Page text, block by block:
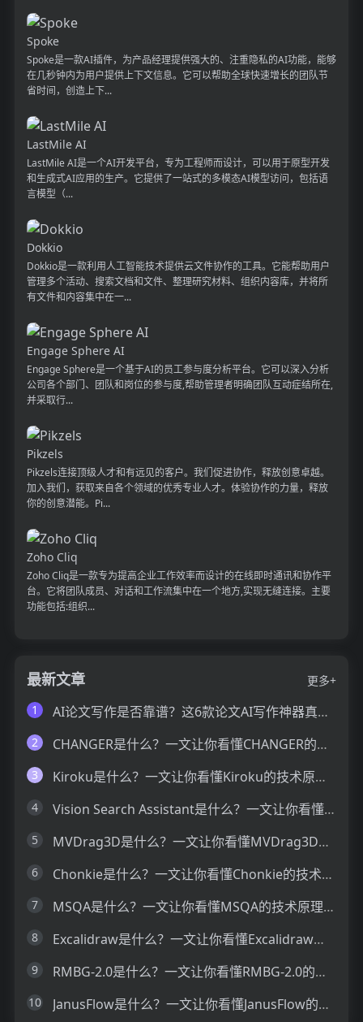
Spoke
Spoke是一款AI插件，为产品经理提供强大的、注重隐私的AI功能，能够
在几秒钟内为用户提供上下文信息。它可以帮助全球快速增长的团队节
省时间，创造上下...
LastMile AI
LastMile AI是一个AI开发平台，专为工程师而设计，可以用于原型开发
和生成式AI应用的生产。它提供了一站式的多模态AI模型访问，包括语
言模型（...
Dokkio
Dokkio是一款利用人工智能技术提供云文件协作的工具。它能帮助用户
管理多个活动、搜索文档和文件、整理研究材料、组织内容库，并将所
有文件和内容集中在一...
Engage Sphere AI
Engage Sphere是一个基于AI的员工参与度分析平台。它可以深入分析
公司各个部门、团队和岗位的参与度,帮助管理者明确团队互动症结所在,
并采取行...
Pikzels
Pikzels连接顶级人才和有远见的客户。我们促进协作，释放创意卓越。
加入我们，获取来自各个领域的优秀专业人才。体验协作的力量，释放
你的创意潜能。Pi...
Zoho Cliq
Zoho Cliq是一款专为提高企业工作效率而设计的在线即时通讯和协作平
台。它将团队成员、对话和工作流集中在一个地方,实现无缝连接。主要
功能包括:组织...
最新文章
更多+
1
AI论文写作是否靠谱？这6款论文AI写作神器真的可以让你效率翻倍
2 CHANGER是什么？一文让你看懂CHANGER的技术原理、主要功能、应用场景
3 Kiroku是什么？一文让你看懂Kiroku的技术原理、主要功能、应用场景
4 Vision Search Assistant是什么？一文让你看懂Vision Search Assistant的技术原理、主要功能、应用场景
5 MVDrag3D是什么？一文让你看懂MVDrag3D的技术原理、主要功能、应用场景
6 Chonkie是什么？一文让你看懂Chonkie的技术原理、主要功能、应用场景
7 MSQA是什么？一文让你看懂MSQA的技术原理、主要功能、应用场景
8 Excalidraw是什么？一文让你看懂Excalidraw的技术原理、主要功能、应用场景
9 RMBG-2.0是什么？一文让你看懂RMBG-2.0的技术原理、主要功能、应用场景
10 JanusFlow是什么？一文让你看懂JanusFlow的技术原理、主要功能、应用场景